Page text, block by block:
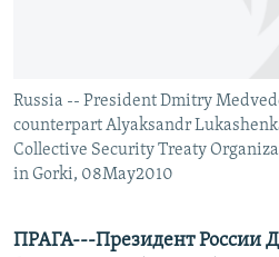
ЧИТАЕМ ПРЕССУ
Все сайты РСЕ/РС
Russia -- President Dmitry
counterpart Alyaksandr
Collective Security Treaty
in Gorki, 08May2010
ПРАГА---Президент России